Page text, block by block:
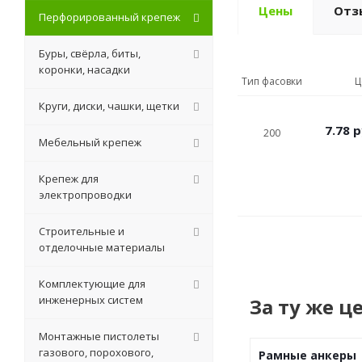
Цены
Тип фасовки
200 7.78
За ту же
Рамные анкеры
Перфорированный крепеж
Буры, свёрла, биты,
коронки, насадки
Круги, диски, чашки, щетки
Мебельный крепеж
Крепеж для
электропроводки
Строительные и
отделочные материалы
Комплектующие для
инженерных систем
Монтажные пистолеты
газового, порохового,